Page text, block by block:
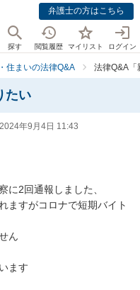
弁護士の方はこちら
探す 閲覧履歴 マイリスト ログイン
住まいの法律Q&A 法律Q&A「
たい
2024年9月4日 11:43
に2回通報しました、
ますがコロナで短期バイト
ん
ます